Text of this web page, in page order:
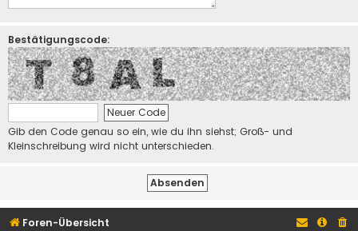
Bestätigungscode:
Gib den Code genau so ein, wie du ihn siehst; Groß- und
Kleinschreibung wird nicht unterschieden.
Foren-Übersicht